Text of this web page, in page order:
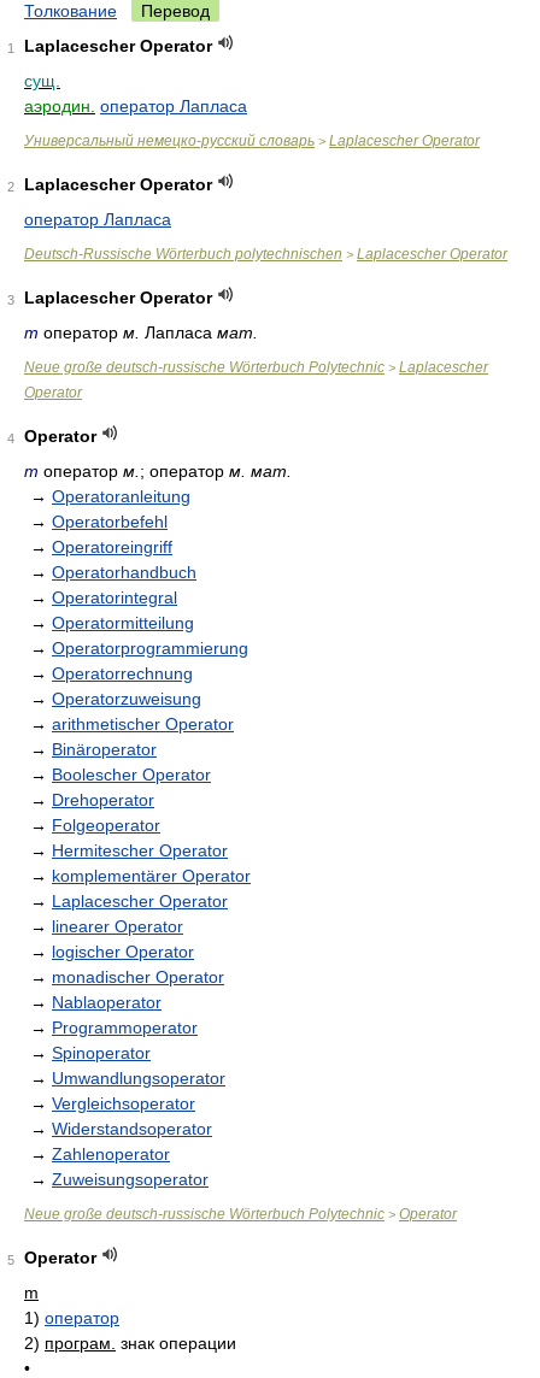
Толкование Перевод
1
Laplacescher Operator
сущ.
аэродин. оператор Лапласа
Универсальный немецко-русский словарь > Laplacescher Operator
2
Laplacescher Operator
оператор Лапласа
Deutsch-Russische Wörterbuch polytechnischen > Laplacescher Operator
3
Laplacescher Operator
m оператор м. Лапласа мат.
Neue große deutsch-russische Wörterbuch Polytechnic > Laplacescher
Operator
4
Operator
m оператор м. ; оператор м. мат.
→ Operatoranleitung
→ Operatorbefehl
→ Operatoreingriff
→ Operatorhandbuch
→ Operatorintegral
→ Operatormitteilung
→ Operatorprogrammierung
→ Operatorrechnung
→ Operatorzuweisung
→ arithmetischer Operator
→ Binäroperator
→ Boolescher Operator
→ Drehoperator
→ Folgeoperator
→ Hermitescher Operator
→ komplementärer Operator
→ Laplacescher Operator
→ linearer Operator
→ logischer Operator
→ monadischer Operator
→ Nablaoperator
→ Programmoperator
→ Spinoperator
→ Umwandlungsoperator
→ Vergleichsoperator
→ Widerstandsoperator
→ Zahlenoperator
→ Zuweisungsoperator
Neue große deutsch-russische Wörterbuch Polytechnic > Operator
5
Operator
m
1) оператор
2) програм. знак операции
•